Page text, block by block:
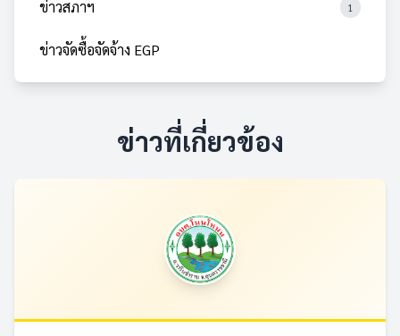
ข่าวสภาฯ 1
ข่าวจัดซื้อจัดจ้าง EGP
ข่าวที่เกี่ยวข้อง